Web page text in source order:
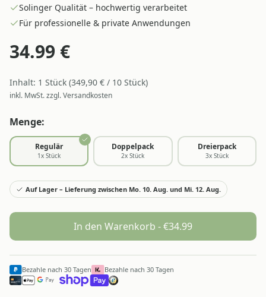
Solinger Qualität – hochwertig verarbeitet
Für professionelle & private Anwendungen
34.99 €
Inhalt: 1 Stück (349,90 € / 10 Stück)
inkl. MwSt. zzgl. Versandkosten
Menge:
Regulär
1x Stück
Doppelpack
2x Stück
Dreierpack
3x Stück
Auf Lager – Lieferung zwischen Mo. 10. Aug. und Mi. 12. Aug.
In den Warenkorb - €34.99
Bezahle nach 30 Tagen Bezahle nach 30 Tagen